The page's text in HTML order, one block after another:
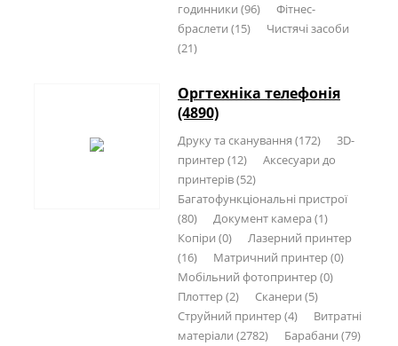
годинники (96)
Фітнес-
браслети (15)
Чистячі засоби
(21)
Оргтехніка телефонія
(4890)
Друку та сканування (172)
3D-
принтер (12)
Аксесуари до
принтерів (52)
Багатофункціональні пристрої
(80)
Документ камера (1)
Копіри (0)
Лазерний принтер
(16)
Матричний принтер (0)
Мобільний фотопринтер (0)
Плоттер (2)
Сканери (5)
Струйний принтер (4)
Витратні
матеріали (2782)
Барабани (79)